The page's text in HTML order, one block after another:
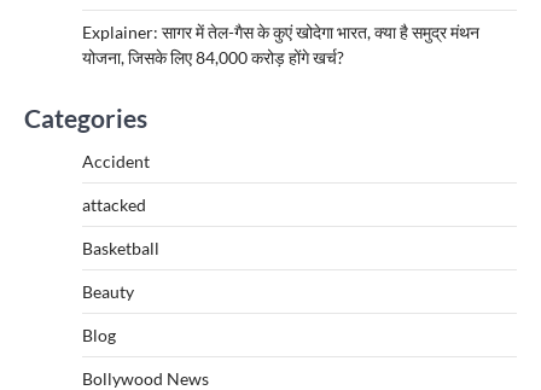
Explainer: सागर में तेल-गैस के कुएं खोदेगा भारत, क्या है समुद्र मंथन
योजना, जिसके लिए 84,000 करोड़ होंगे खर्च?
Categories
Accident
attacked
Basketball
Beauty
Blog
Bollywood News